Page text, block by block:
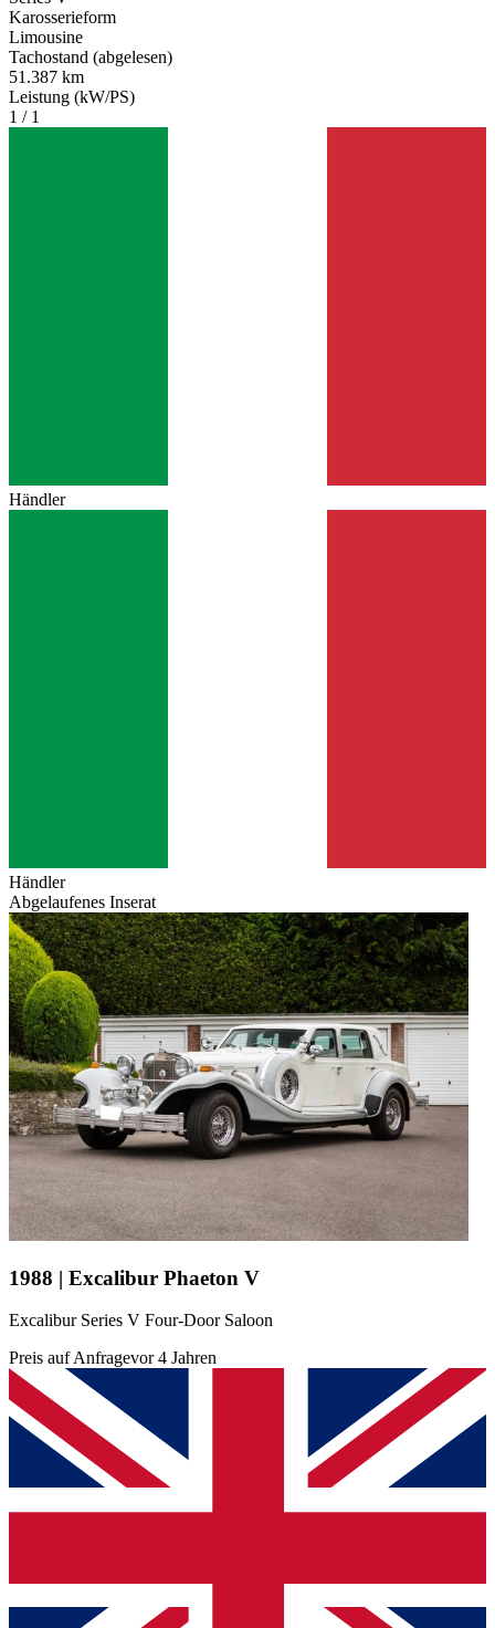
Karosserieform
Limousine
Tachostand (abgelesen)
51.387 km
Leistung (kW/PS)
1 / 1
Händler
Händler
Abgelaufenes Inserat
1988 | Excalibur Phaeton V
Excalibur Series V Four-Door Saloon
Preis auf Anfragevor 4 Jahren